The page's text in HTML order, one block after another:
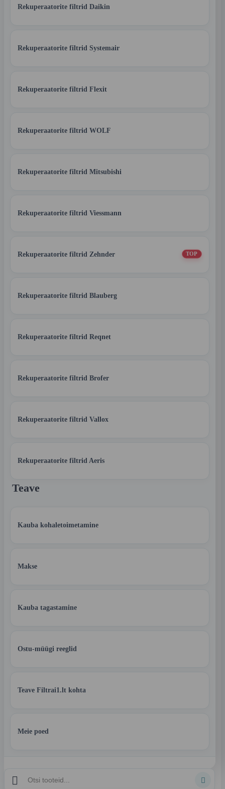
Rekuperaatorite filtrid Daikin
Rekuperaatorite filtrid Systemair
Rekuperaatorite filtrid Flexit
Rekuperaatorite filtrid WOLF
Rekuperaatorite filtrid Mitsubishi
Rekuperaatorite filtrid Viessmann
Rekuperaatorite filtrid Zehnder TOP
Rekuperaatorite filtrid Blauberg
Rekuperaatorite filtrid Reqnet
Rekuperaatorite filtrid Brofer
Rekuperaatorite filtrid Vallox
Rekuperaatorite filtrid Aeris
Teave
Kauba kohaletoimetamine
Makse
Kauba tagastamine
Ostu-müügi reeglid
Teave Filtrai1.lt kohta
Meie poed
 